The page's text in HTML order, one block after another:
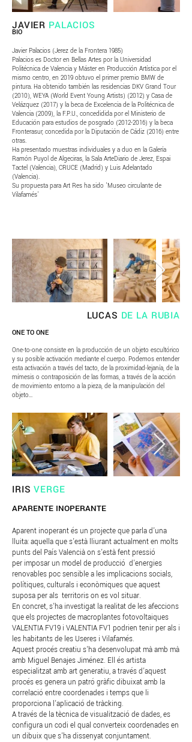
JAVIER PALACIOS
BIO
Javier Palacios (Jerez de la Frontera 1985)
Palacios es Doctor en Bellas Artes por la Universidad
Politécnica de Valencia y Máster en Producción Artística por el
mismo centro, en 2019 obtuvo el primer premio BMW de
pintura. Ha obtenido también las residencias DKV Grand Tour
(2010), WEYA (World Event Young Artists) (2012) y Casa de
Velázquez (2017) y la beca de Excelencia de la Politécnica de
Valencia (2009), la F.P.U., concedidida por el Ministerio de
Educación para estudios de posgrado (2012-2016) y la beca
Fronterasur, concedida por la Diputación de Cádiz (2016) entre
otras.
Ha presentado muestras individuales y a duo en la Galería
Ramón Puyol de Algeciras, la Sala ArteDiario de Jerez, Espai
Tactel (Valencia), CRUCE (Madrid) y Luis Adelantado
(Valencia).
Su propuesta para Art Res ha sido 'Museo circulante de
Vilafamés’
LUCAS DE LA RUBIA
ONE TO ONE
One-to-one consiste en la producción de un objeto escultórico
y su posible activación mediante el cuerpo. Podemos entender
esta activación a través del tacto, de la proximidad-lejanía, de la
mímesis o contraposición de las formas, a través de la acción
de movimiento entorno a la pieza, de la manipulación del
objeto...
IRISVERGE
APARENTE INOPERANTE
Aparent inoperant és un projecte que parla d’una
lluita: aquella que s’està lliurant actualment en molts
punts del País Valencià on s’està fent pressió
per imposar un model de producció d’energies
renovables poc sensible a les implicacions socials,
polítiques, culturals i econòmiques que aquest
suposa per als territoris on es vol situar.
En concret, s’ha investigat la realitat de les afeccions
que els projectes de macroplantes fotovoltaiques
VALENTIA FV19 i VALENTIA FV1 podrien tenir per als i
les habitants de les Useres i Vilafamés.
Aquest procés creatiu s’ha desenvolupat mà amb mà
amb Miguel Benajes Jiménez. Ell és artista
especialitzat amb art generatiu, a través d’aquest
procés es genera un patró gràfic dibuixat amb la
correlació entre coordenades i temps que li
proporciona l’aplicació de tràcking.
A través de la tècnica de visualització de dades, es
configura un codi el qual converteix coordenades en
un dibuix que s’ha dissenyat conjuntament.